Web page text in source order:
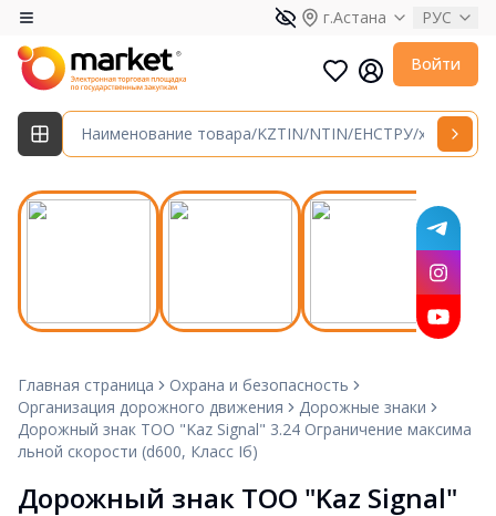
г.Астана РУС
Войти
Главная страница
Охрана и безопасность
Организация дорожного движения
Дорожные знаки
Дорожный знак ТОО "Kaz Signal" 3.24 Ограничение максима
льной скорости (d600, Класс Iб)
Дорожный знак ТОО "Kaz Signal"